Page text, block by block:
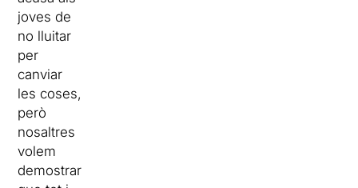
joves de
no lluitar
per
canviar
les coses,
però
nosaltres
volem
demostrar